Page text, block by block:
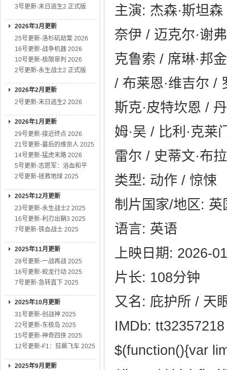
3号更新-末日逃生2 正式版
2026年3月更新
25号更新-洛杉矶劫案 2026
16号更新-战争机器 2026
10号更新-极限审判 2026
2号更新-永生战士2 正式版
2026年2月更新
2号更新-末日逃生2 2026
2026年1月更新
29号更新-接近终点 2026
21号更新-最后的维京人 2025
14号更新-猛虎末路 2026
5号更新-志愿军：浴血和平
2号更新-拯救地球 2025
2025年12月更新
23号更新-永生战士2 2025
16号更新-利刃出鞘3 2025
7号更新-铁血战士 2025
2025年11月更新
28号更新-一战再战 2025
16号更新-蛟龙行动 2025
7号更新-急转直下 2025
2025年10月更新
31号更新-创战神 2025
22号更新-东极岛 2025
15号更新-神奇四侠 2025
12号更新-F1：狂飙飞车 2025
2025年9月更新
主演: 杰森·斯坦
奈伊 / 迈克尔·谢
克鲁索 / 席琳·邦
/ 布莱恩·维吉尔 /
斯克·皮特坎恩 /
姆·吴 / 比利·克莱
雷尔 / 史蒂文·布
类型: 动作 / 惊悚
制片国家/地区:
语言: 英语
上映日期: 2026-
片长: 108分钟
又名: 庇护所 / 天
IMDb: tt32357218
$(function(){var